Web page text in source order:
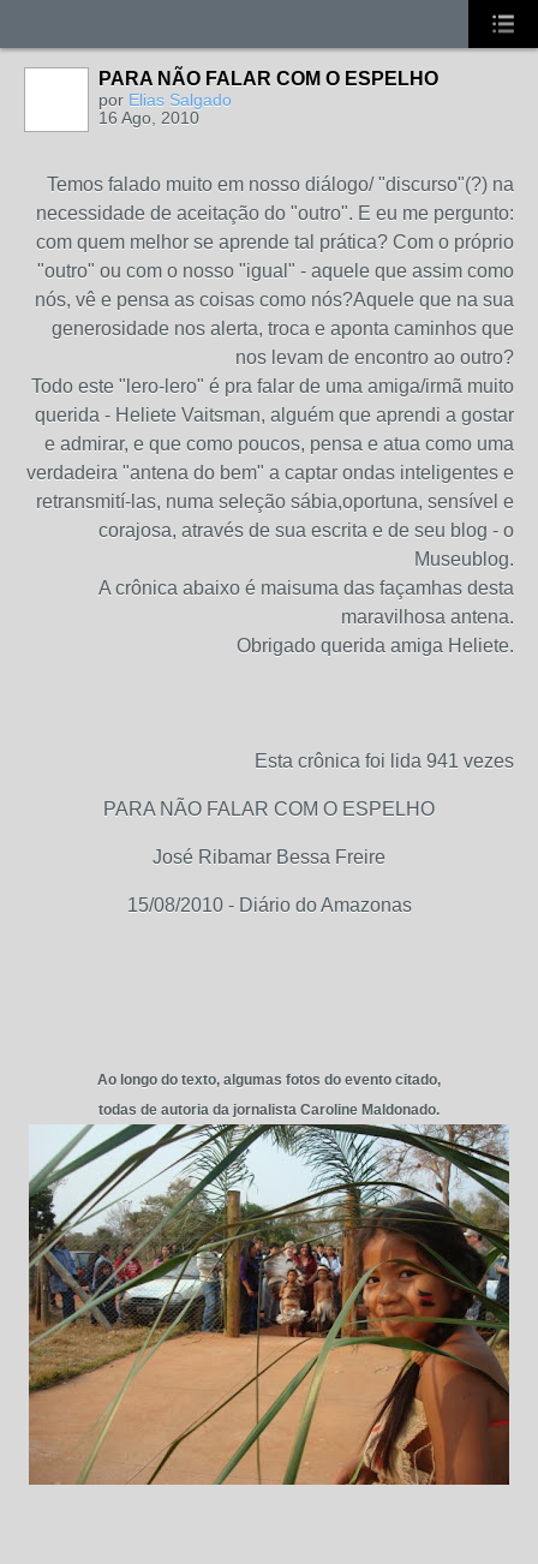
PARA NÃO FALAR COM O ESPELHO
por Elias Salgado
16 Ago, 2010
Temos falado muito em nosso diálogo/ "discurso"(?) na
necessidade de aceitação do "outro". E eu me pergunto:
com quem melhor se aprende tal prática? Com o próprio
"outro" ou com o nosso "igual" - aquele que assim como
nós, vê e pensa as coisas como nós?Aquele que na sua
generosidade nos alerta, troca e aponta caminhos que
nos levam de encontro ao outro?
Todo este "lero-lero" é pra falar de uma amiga/irmã muito
querida - Heliete Vaitsman, alguém que aprendi a gostar
e admirar, e que como poucos, pensa e atua como uma
verdadeira "antena do bem" a captar ondas inteligentes e
retransmití-las, numa seleção sábia,oportuna, sensível e
corajosa, através de sua escrita e de seu blog - o
Museublog.
A crônica abaixo é maisuma das façamhas desta
maravilhosa antena.
Obrigado querida amiga Heliete.
Esta crônica foi lida 941 vezes
PARA NÃO FALAR COM O ESPELHO
José Ribamar Bessa Freire
15/08/2010 - Diário do Amazonas
Ao longo do texto, algumas fotos do evento citado,
todas de autoria da jornalista Caroline Maldonado.